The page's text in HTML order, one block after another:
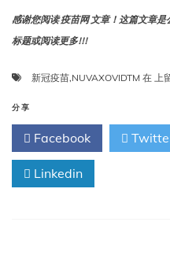
感谢您阅读 疫苗网 文章！这篇文章
标题或阅读更多!!!
新冠疫苗,NUVAXOVIDTM 在
苗
佐
剂
上
分享
Facebook
Linkedin